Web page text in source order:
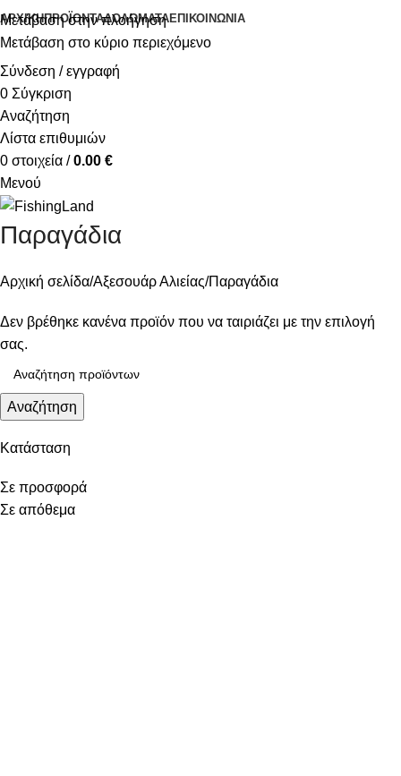
Μετάβαση στην πλοήγηση
Μετάβαση στο κύριο περιεχόμενο
ΑΡΧΙΚΉΠΡΟΪΌΝΤΑΔΟΛΏΜΑΤΑΕΠΙΚΟΙΝΩΝΊΑ
Σύνδεση / εγγραφή
0 Σύγκριση
Αναζήτηση
Λίστα επιθυμιών
0 στοιχεία / 0.00 €
Μενού
Παραγάδια
Κατάσταση
Σε προσφορά
Σε απόθεμα
Αρχική σελίδα Αξεσουάρ Αλιείας Παραγάδια
Δεν βρέθηκε κανένα προϊόν που να ταιριάζει με την επιλογή
σας.
Αναζήτηση